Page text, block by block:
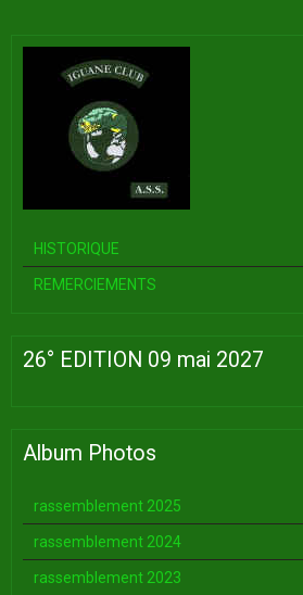
HISTORIQUE
REMERCIEMENTS
26° EDITION 09 mai 2027
Album Photos
rassemblement 2025
rassemblement 2024
rassemblement 2023